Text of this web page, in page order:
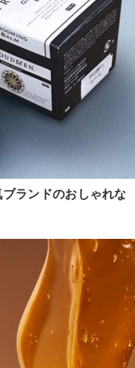
ランドのおしゃれな